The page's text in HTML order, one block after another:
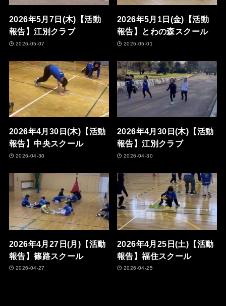
2026年5月7日(木)【活動
報告】江別クラブ
2026-05-07
2026年5月1日(金)【活動
報告】とわの森スクール
2026-05-01
2026年4月30日(木)【活動
報告】中央スクール
2026-04-30
2026年4月30日(木)【活動
報告】江別クラブ
2026-04-30
2026年4月27日(月)【活動
報告】篠路スクール
2026-04-27
2026年4月25日(土)【活動
報告】福住スクール
2026-04-25